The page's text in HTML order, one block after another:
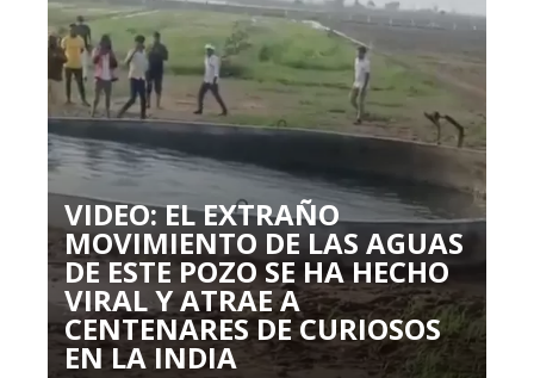
VIDEO: EL EXTRAÑO
MOVIMIENTO DE LAS AGUAS
DE ESTE POZO SE HA HECHO
VIRAL Y ATRAE A
CENTENARES DE CURIOSOS
EN LA INDIA